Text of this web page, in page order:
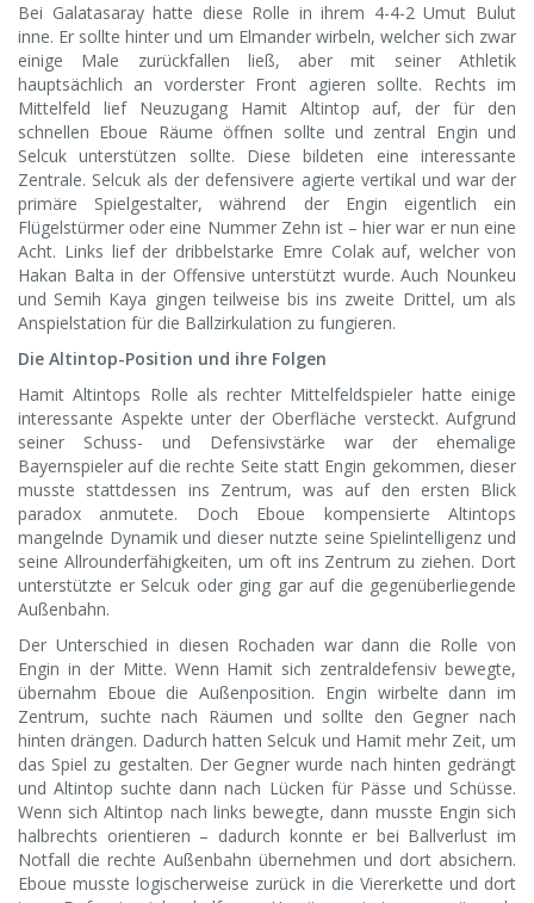
Bei Galatasaray hatte diese Rolle in ihrem 4-4-2 Umut Bulut
inne. Er sollte hinter und um Elmander wirbeln, welcher sich zwar
einige Male zurückfallen ließ, aber mit seiner Athletik
hauptsächlich an vorderster Front agieren sollte. Rechts im
Mittelfeld lief Neuzugang Hamit Altintop auf, der für den
schnellen Eboue Räume öffnen sollte und zentral Engin und
Selcuk unterstützen sollte. Diese bildeten eine interessante
Zentrale. Selcuk als der defensivere agierte vertikal und war der
primäre Spielgestalter, während der Engin eigentlich ein
Flügelstürmer oder eine Nummer Zehn ist – hier war er nun eine
Acht. Links lief der dribbelstarke Emre Colak auf, welcher von
Hakan Balta in der Offensive unterstützt wurde. Auch Nounkeu
und Semih Kaya gingen teilweise bis ins zweite Drittel, um als
Anspielstation für die Ballzirkulation zu fungieren.
Die Altintop-Position und ihre Folgen
Hamit Altintops Rolle als rechter Mittelfeldspieler hatte einige
interessante Aspekte unter der Oberfläche versteckt. Aufgrund
seiner Schuss- und Defensivstärke war der ehemalige
Bayernspieler auf die rechte Seite statt Engin gekommen, dieser
musste stattdessen ins Zentrum, was auf den ersten Blick
paradox anmutete. Doch Eboue kompensierte Altintops
mangelnde Dynamik und dieser nutzte seine Spielintelligenz und
seine Allrounderfähigkeiten, um oft ins Zentrum zu ziehen. Dort
unterstützte er Selcuk oder ging gar auf die gegenüberliegende
Außenbahn.
Der Unterschied in diesen Rochaden war dann die Rolle von
Engin in der Mitte. Wenn Hamit sich zentraldefensiv bewegte,
übernahm Eboue die Außenposition. Engin wirbelte dann im
Zentrum, suchte nach Räumen und sollte den Gegner nach
hinten drängen. Dadurch hatten Selcuk und Hamit mehr Zeit, um
das Spiel zu gestalten. Der Gegner wurde nach hinten gedrängt
und Altintop suchte dann nach Lücken für Pässe und Schüsse.
Wenn sich Altintop nach links bewegte, dann musste Engin sich
halbrechts orientieren – dadurch konnte er bei Ballverlust im
Notfall die rechte Außenbahn übernehmen und dort absichern.
Eboue musste logischerweise zurück in die Viererkette und dort